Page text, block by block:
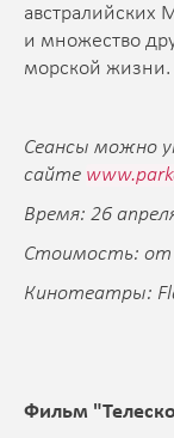
австралийских
и множество
морской жизни.
Сеансы можно
сайте
Время: 26
Стоимость: от
Кинотеатры:
Фильм